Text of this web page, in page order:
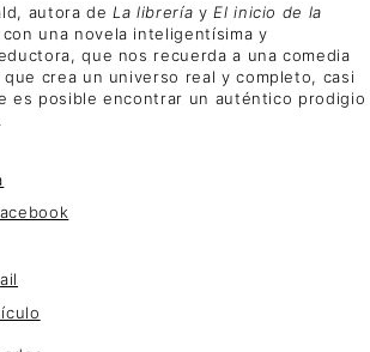
autora deLa librería yEl inicio de la
una novela inteligentísima y
que nos recuerda a una comedia
que crea un universo real y completo, casi
es posible encontrar un auténtico prodigio